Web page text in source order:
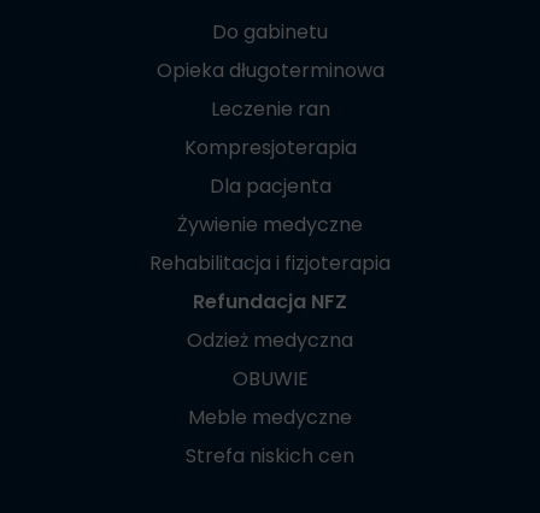
Do gabinetu
Opieka długoterminowa
Leczenie ran
Kompresjoterapia
Dla pacjenta
Żywienie medyczne
Rehabilitacja i fizjoterapia
Refundacja NFZ
Odzież medyczna
OBUWIE
Meble medyczne
Strefa niskich cen